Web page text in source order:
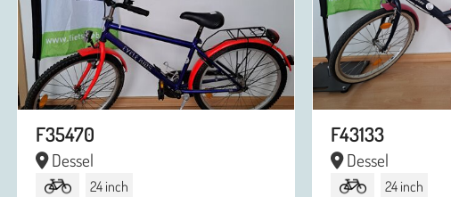
F35470
Dessel
24 inch
F43133
Dessel
24 inch